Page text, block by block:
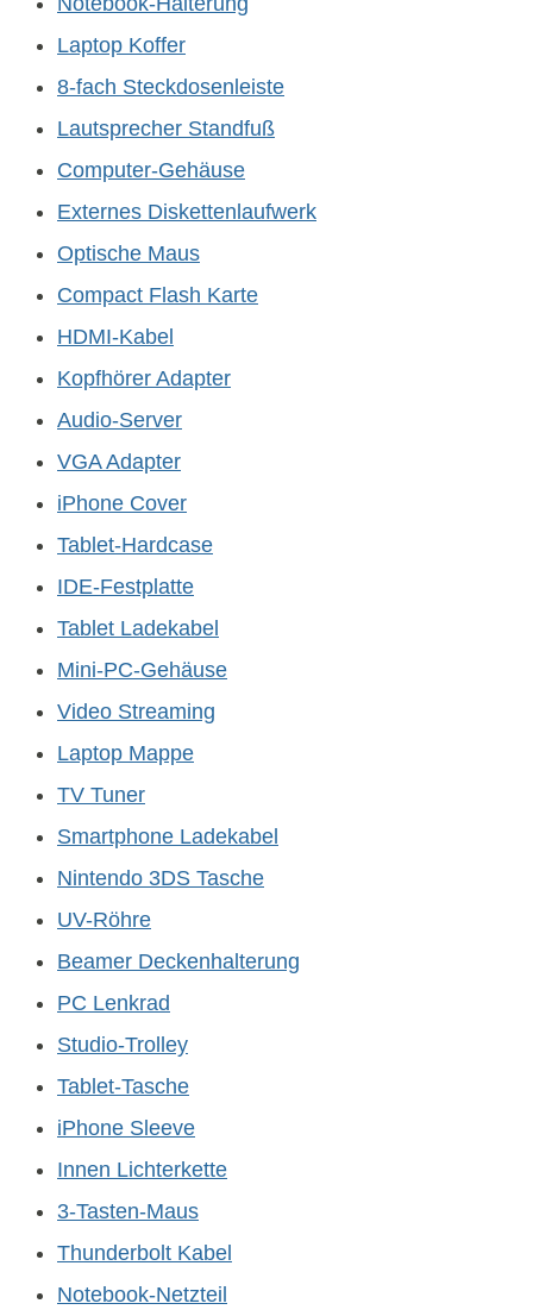
Laptop Koffer
8-fach Steckdosenleiste
Lautsprecher Standfuß
Computer-Gehäuse
Externes Diskettenlaufwerk
Optische Maus
Compact Flash Karte
HDMI-Kabel
Kopfhörer Adapter
Audio-Server
VGA Adapter
iPhone Cover
Tablet-Hardcase
IDE-Festplatte
Tablet Ladekabel
Mini-PC-Gehäuse
Video Streaming
Laptop Mappe
TV Tuner
Smartphone Ladekabel
Nintendo 3DS Tasche
UV-Röhre
Beamer Deckenhalterung
PC Lenkrad
Studio-Trolley
Tablet-Tasche
iPhone Sleeve
Innen Lichterkette
3-Tasten-Maus
Thunderbolt Kabel
Notebook-Netzteil